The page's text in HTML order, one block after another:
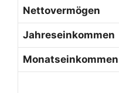
Nettovermögen
Jahreseinkommen
Monatseinkommen